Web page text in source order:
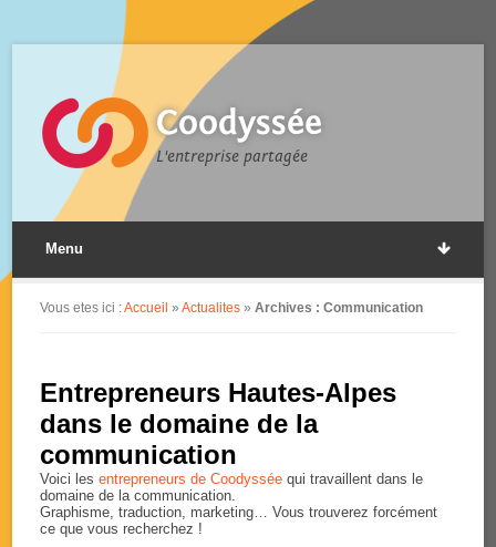
Coodyssée
L'entreprise partagée
Menu
Vous etes ici :Accueil »Actualites »Archives : Communication
Entrepreneurs Hautes-Alpes
dans le domaine de la
communication
Voici lesentrepreneurs de Coodyssée qui travaillent dans le
domaine de la communication.
Graphisme, traduction, marketing… Vous trouverez forcément
ce que vous recherchez !